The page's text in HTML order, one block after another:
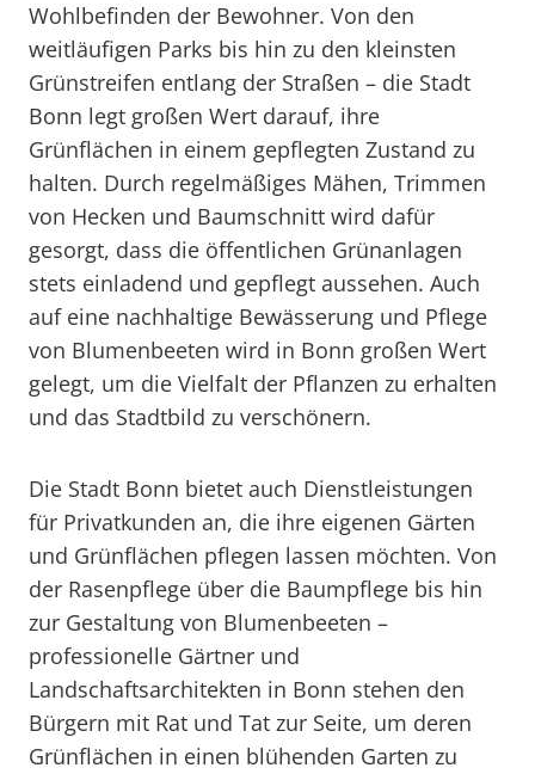
Wohlbefinden der Bewohner. Von den
weitläufigen Parks bis hin zu den kleinsten
Grünstreifen entlang der Straßen – die Stadt
Bonn legt großen Wert darauf, ihre
Grünflächen in einem gepflegten Zustand zu
halten. Durch regelmäßiges Mähen, Trimmen
von Hecken und Baumschnitt wird dafür
gesorgt, dass die öffentlichen Grünanlagen
stets einladend und gepflegt aussehen. Auch
auf eine nachhaltige Bewässerung und Pflege
von Blumenbeeten wird in Bonn großen Wert
gelegt, um die Vielfalt der Pflanzen zu erhalten
und das Stadtbild zu verschönern.
Die Stadt Bonn bietet auch Dienstleistungen
für Privatkunden an, die ihre eigenen Gärten
und Grünflächen pflegen lassen möchten. Von
der Rasenpflege über die Baumpflege bis hin
zur Gestaltung von Blumenbeeten –
professionelle Gärtner und
Landschaftsarchitekten in Bonn stehen den
Bürgern mit Rat und Tat zur Seite, um deren
Grünflächen in einen blühenden Garten zu